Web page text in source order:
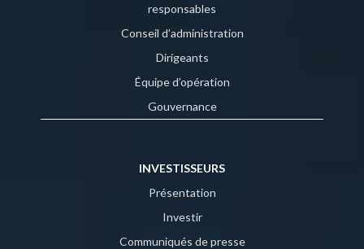
responsables
Conseil d’administration
Dirigeants
Équipe d’opération
Gouvernance
INVESTISSEURS
Présentation
Investir
Communiqués de presse